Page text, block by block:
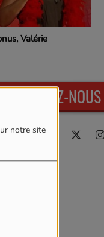
notre site
Valérie